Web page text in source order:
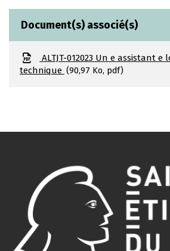
Document(s) associé(s)
ALTJT-012023 Un e assistant e
technique
90,97 Ko, pdf